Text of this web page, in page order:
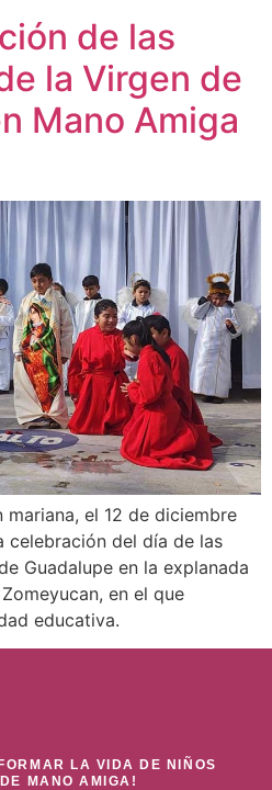
de las
la Virgen de
Mano Amiga
el 12 de diciembre
celebración del día de las
Guadalupe en la explanada
en el que
educativa.
LA VIDA DE NIÑOS
MANO AMIGA!